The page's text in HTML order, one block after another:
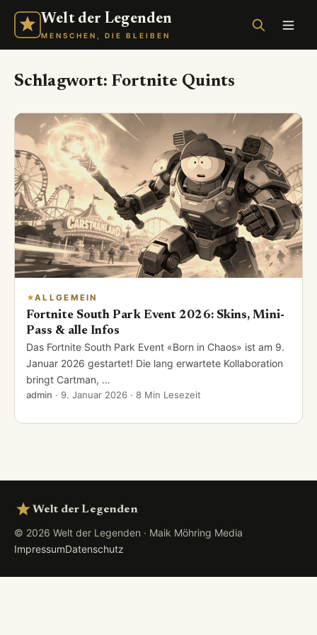
Welt der Legenden
MENSCHEN, DIE BLEIBEN
Schlagwort: Fortnite Quints
ALLGEMEIN
Fortnite South Park Event 2026: Skins, Mini-
Pass & alle Infos
Das Fortnite South Park Event «Born in Chaos» ist am 9.
Januar 2026 gestartet! Die lang erwartete Kollaboration
bringt Cartman, …
admin · 9. Januar 2026 · 8 Min Lesezeit
Welt der Legenden
© 2026 Welt der Legenden · Maik Möhring Media
ImpressumDatenschutz